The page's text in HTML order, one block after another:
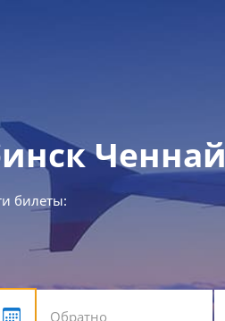
Ченнай
билеты: